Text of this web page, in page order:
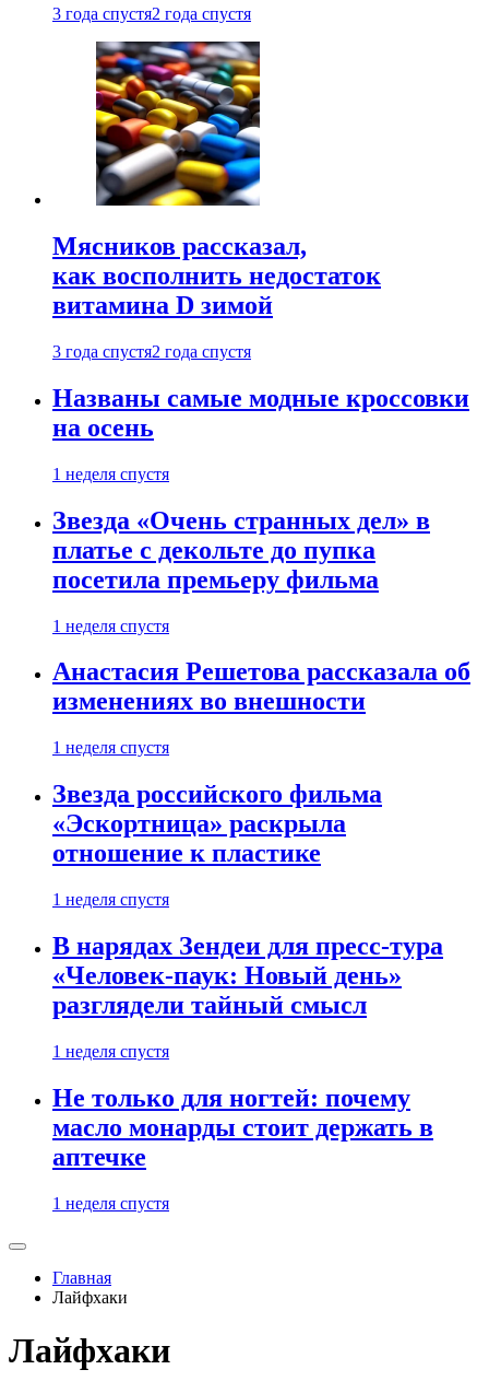
3 года спустя2 года спустя
Мясников рассказал,
как восполнить недостаток
витамина D зимой
3 года спустя2 года спустя
Названы самые модные кроссовки
на осень
1 неделя спустя
Звезда «Очень странных дел» в
платье с декольте до пупка
посетила премьеру фильма
1 неделя спустя
Анастасия Решетова рассказала об
изменениях во внешности
1 неделя спустя
Звезда российского фильма
«Эскортница» раскрыла
отношение к пластике
1 неделя спустя
В нарядах Зендеи для пресс-тура
«Человек-паук: Новый день»
разглядели тайный смысл
1 неделя спустя
Не только для ногтей: почему
масло монарды стоит держать в
аптечке
1 неделя спустя
Главная
Лайфхаки
Лайфхаки